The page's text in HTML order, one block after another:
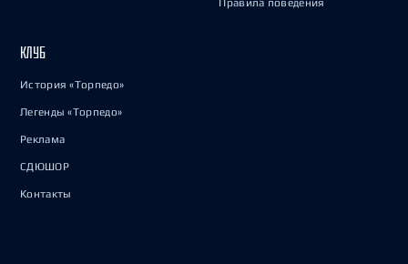
Правила поведения
КЛУБ
История «Торпедо»
Легенды «Торпедо»
Реклама
СДЮШОР
Контакты